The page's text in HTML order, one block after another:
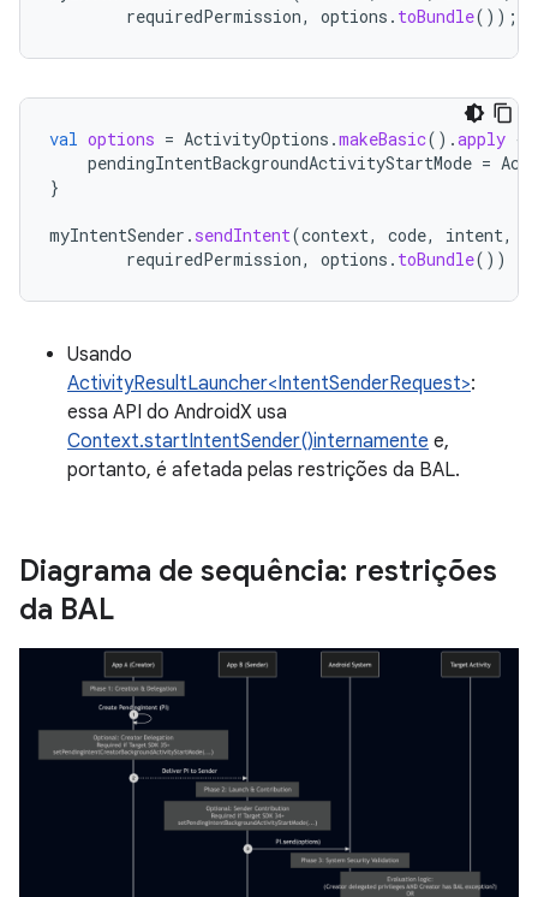
requiredPermission, options . toBundle());
val options = ActivityOptions .makeBasic().apply {
pendingIntentBackgroundActivityStartMode =
}
myIntentSender . sendIntent(context, code, intent,
requiredPermission, options . toBundle())
Usando
ActivityResultLauncher<IntentSenderRequest>:
essa API do AndroidX usa
Context.startIntentSender()internamente e,
portanto, é afetada pelas restrições da BAL.
Diagrama de sequência: restrições
da BAL